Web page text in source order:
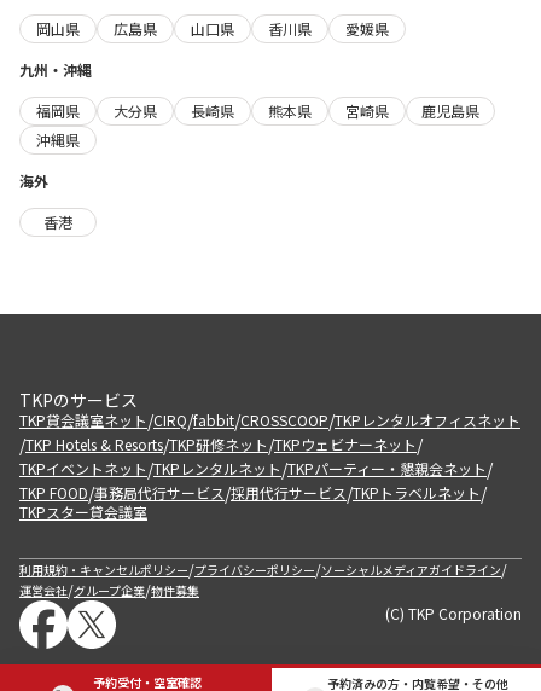
予約受付・空室確認 予約済みの方・内覧希望・その他
岡山県
広島県 山口県 香川県
愛媛県
九州・沖縄
福岡県
大分県 長崎県 熊本県 宮崎県
鹿児島県
沖縄県
海外
香港
TKPのサービス
TKP貸会議室ネット/CIRQ/fabbit/CROSSCOOP/TKPレンタルオフィスネット
/TKP Hotels & Resorts/TKP研修ネット/TKPウェビナーネット/
TKPイベントネット/TKPレンタルネット/TKPパーティー・懇親会ネット/
TKP FOOD/事務局代行サービス/採用代行サービス/TKPトラベルネット/
TKPスター貸会議室
利用規約・キャンセルポリシー/プライバシーポリシー/ソーシャルメディアガイドライン/
運営会社/グループ企業/物件募集
(C) TKP Corporation